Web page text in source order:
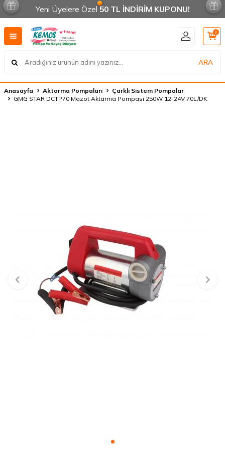
Yeni Üyelere Özel 50 TL İNDİRİM KUPONU!
ARA
0
Anasayfa Aktarma Pompaları
Çarklı Sistem Pompalar
GMG STAR DCTP70 Mazot Aktarma Pompası 250W 12-24V 70L/DK